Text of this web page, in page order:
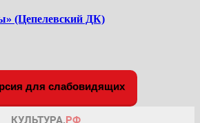
(Цепелевский ДК)
для слабовидящих